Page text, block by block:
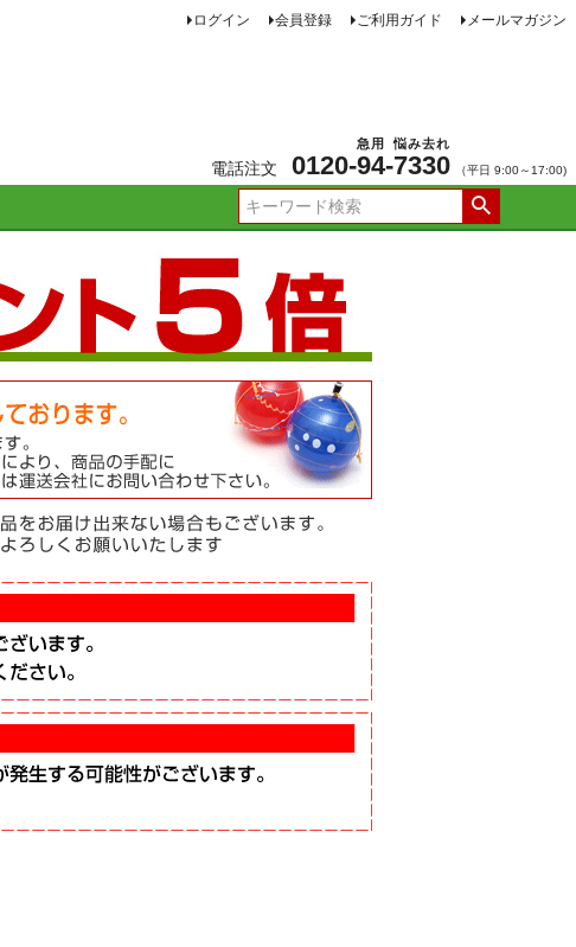
ログイン 会員登録 ご利用ガイド メールマガジン
電話注文 0120-94
急用
-7330
悩み去れ
（平日 9:00～17:00)